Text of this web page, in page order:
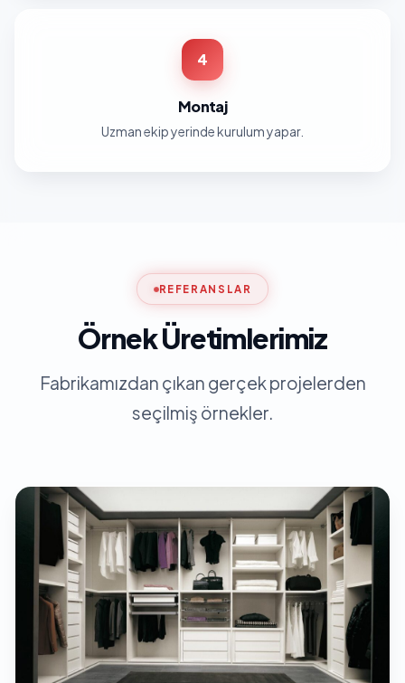
4
Montaj
Uzman ekip yerinde kurulum yapar.
REFERANSLAR
Örnek Üretimlerimiz
Fabrikamızdan çıkan gerçek projelerden
seçilmiş örnekler.